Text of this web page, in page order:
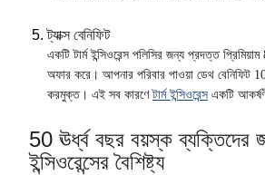
ট্যাক্স বেনিফিট
একটি টার্ম ইন্সিওরেন্স পলিসির জন্য প্রদত্ত
অফার করে। আপনার পরিবার পাওয়া ডেথ বেনিফিট
করমুক্ত। এই সব কারণেটার্ম ইন্সিওরেন্স একটি
50 ঊর্ধ্ব বছর বয়স্ক ব্যক্তিদের
ইন্সিওরেন্সের বৈশিষ্ট্য